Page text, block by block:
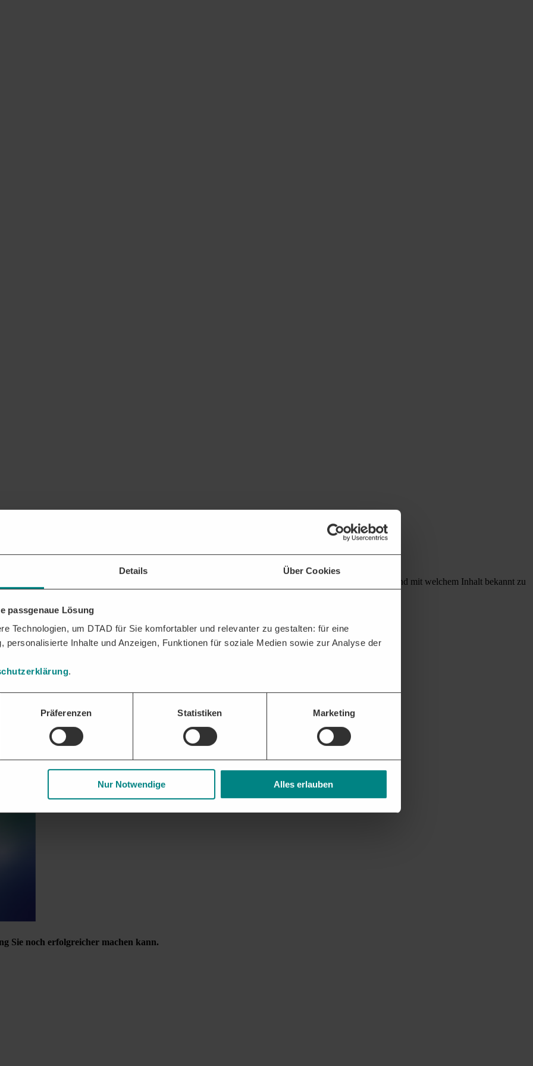
Details Über Cookies
passgenaue Lösung
Technologien, um DTAD für Sie komfortabler und relevanter zu gestalten: für eine
personalisierte Inhalte und Anzeigen, Funktionen für soziale Medien sowie zur Analyse der
.
Präferenzen Statistiken Marketing
Nur Notwendige Alles erlauben
definiert. Für den Unterschwellenbereich - ist in § 12 VOB/A / VOL/A - geregelt, wann etwas und mit welchem Inhalt bekannt zu
der Vergabe:
Sie noch erfolgreicher machen kann.